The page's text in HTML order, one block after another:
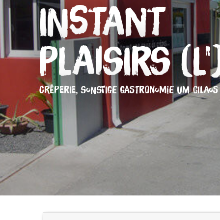
Instant
PLaisirs
CRÊPERIE, SONSTIGE GASTRONOMIE UM CILAOS